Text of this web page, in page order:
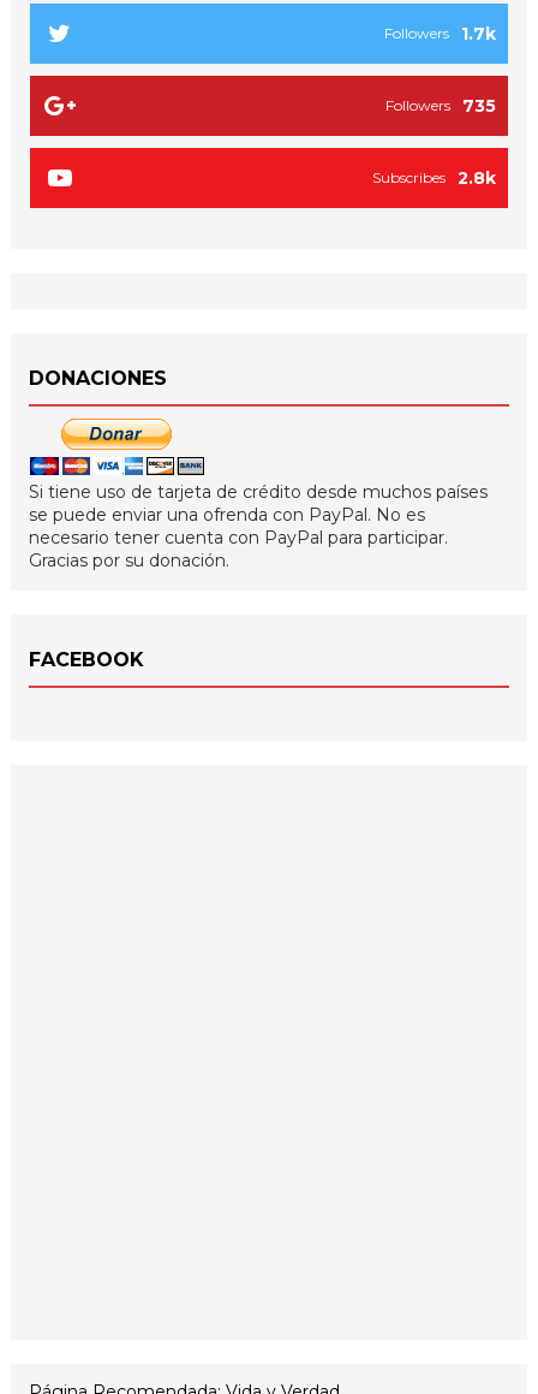
1.7k
Followers
735
Followers
2.8k
Subscribes
DONACIONES
Si tiene uso de tarjeta de crédito desde muchos países
se puede enviar una ofrenda con PayPal. No es
necesario tener cuenta con PayPal para participar.
Gracias por su donación.
FACEBOOK